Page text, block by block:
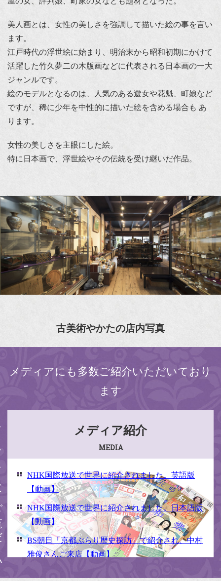
美人画とは、女性の美しさを強調して描いた絵の事を言い
ます。
江戸時代の浮世絵に始まり、明治末から昭和初期にかけて
活躍した竹久夢二の木版画などに代表される日本画の一大
ジャンルです。
絵のモデルとなるのは、人気のある遊女や花魁、町娘など
ですが、稀に少年を中性的に描いた絵を含める場合も あ
ります。
女性の美しさを主眼にした絵。
特に日本画で、浮世絵やその伝統を受け継いだ作品。
古美術やかたの店内写真
メディアにも多数ご紹介いただいており
ます
い メディア紹介
MEDIA
NHK国際放送で世界に紹介されました。英語版
【動画】
NHK国際放送で世界に紹介されました。日本語版
【動画】
BS朝日「京都ぶらり歴史探訪」で紹介され、中村
雅俊さんご来店【動画】